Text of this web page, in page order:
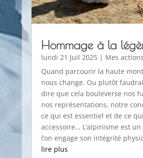
Hommage à la
lundi 21 Juil 2025| Mes actions
Quand parcourir la haute
nous change. Ou plutôt
dire que cela bouleverse nos
nos représentations, notre
ce qui est essentiel et de ce
accessoire… L’alpinisme est
l’on engage son intégrité
lire plus